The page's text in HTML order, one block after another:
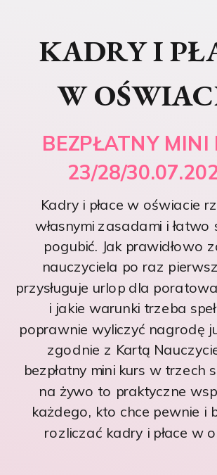
BEZPŁATNY MINI
Kadry i płace w oświacie
własnymi zasadami i łatwo
pogubić. Jak prawidłowo
nauczyciela po raz
przysługuje urlop dla
i jakie warunki trzeba
poprawnie wyliczyć nagrodę
zgodnie z Kartą
bezpłatny mini kurs w trzech
na żywo to praktyczne
każdego, kto chce pewnie i
rozliczać kadry i płace w
KADRY I
W
23/28/